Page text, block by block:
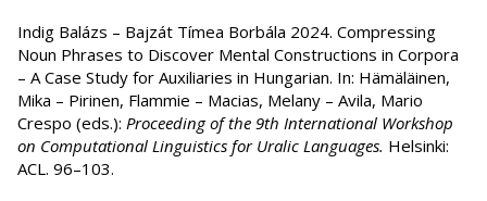
Indig Balázs – Bajzát Tímea Borbála 2024. Compressing
Noun Phrases to Discover Mental Constructions in Corpora
– A Case Study for Auxiliaries in Hungarian. In: Hämäläinen,
Mika – Pirinen, Flammie – Macias, Melany – Avila, Mario
Crespo (eds.): Proceeding of the 9th International Workshop
on Computational Linguistics for Uralic Languages. Helsinki:
ACL. 96–103.